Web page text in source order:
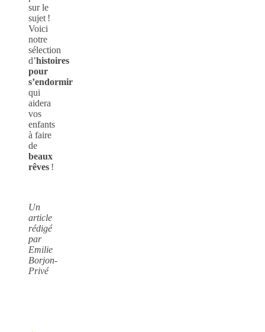
sur le
sujet !
Voici
notre
sélection
d’histoires
pour
s’endormir
qui
aidera
vos
enfants
à faire
de
beaux
rêves !
Un
article
rédigé
par
Emilie
Borjon-
Privé